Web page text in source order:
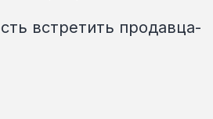
встретить продавца-